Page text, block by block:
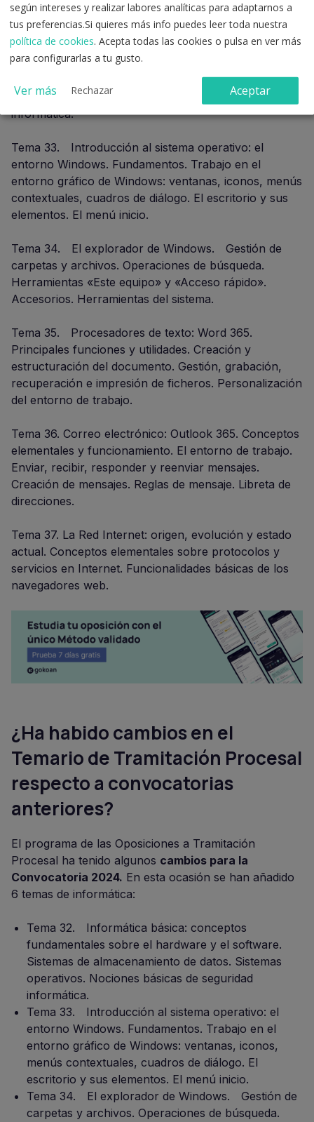
documentación judicial.
Tema 32. Informática básica: conceptos
fundamentales sobre el hardware y el software.
Sistemas de almacenamiento de datos. Sistemas
operativos. Nociones básicas de seguridad
informática.
Tema 33. Introducción al sistema operativo: el
entorno Windows. Fundamentos. Trabajo en el
entorno gráfico de Windows: ventanas, iconos, menús
contextuales, cuadros de diálogo. El escritorio y sus
elementos. El menú inicio.
Tema 34. El explorador de Windows. Gestión de
carpetas y archivos. Operaciones de búsqueda.
Herramientas «Este equipo» y «Acceso rápido».
Accesorios. Herramientas del sistema.
Tema 35. Procesadores de texto: Word 365.
Principales funciones y utilidades. Creación y
estructuración del documento. Gestión, grabación,
recuperación e impresión de ficheros. Personalización
del entorno de trabajo.
Tema 36. Correo electrónico: Outlook 365. Conceptos
elementales y funcionamiento. El entorno de trabajo.
Enviar, recibir, responder y reenviar mensajes.
Creación de mensajes. Reglas de mensaje. Libreta de
direcciones.
Tema 37. La Red Internet: origen, evolución y estado
actual. Conceptos elementales sobre protocolos y
servicios en Internet. Funcionalidades básicas de los
navegadores web.
¿Ha habido cambios en el
Temario de Tramitación Procesal
respecto a convocatorias
anteriores?
El programa de las Oposiciones a Tramitación
Procesal ha tenido algunos cambios para la
Convocatoria 2024. En esta ocasión se han añadido
6 temas de informática:
Tema 32. Informática básica: conceptos
fundamentales sobre el hardware y el software.
Sistemas de almacenamiento de datos. Sistemas
operativos. Nociones básicas de seguridad
informática.
Tema 33. Introducción al sistema operativo: el
entorno Windows. Fundamentos. Trabajo en el
entorno gráfico de Windows: ventanas, iconos,
menús contextuales, cuadros de diálogo. El
escritorio y sus elementos. El menú inicio.
Tema 34. El explorador de Windows. Gestión de
carpetas y archivos. Operaciones de búsqueda.
según intereses y realizar labores analíticas para adaptarnos a
tus preferencias.Si quieres más info puedes leer toda nuestra
política de cookies. Acepta todas las cookies o pulsa en ver más
para configurarlas a tu gusto.
Ver más Rechazar Aceptar